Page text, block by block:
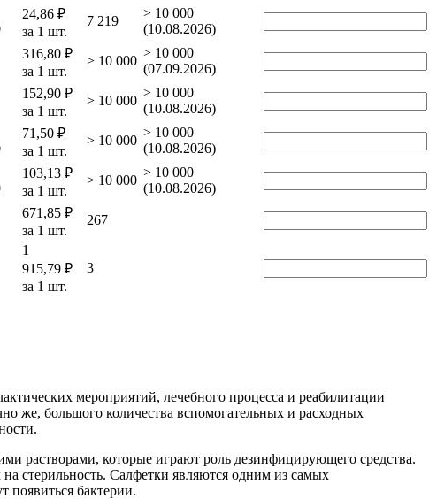
24,86 ₽
за 1 шт.
7 219
> 10 000
(10.08.2026)
316,80 ₽
за 1 шт.
> 10 000
> 10 000
(07.09.2026)
152,90 ₽
за 1 шт.
> 10 000
> 10 000
(10.08.2026)
71,50 ₽
за 1 шт.
> 10 000
> 10 000
(10.08.2026)
103,13 ₽
за 1 шт.
> 10 000
> 10 000
(10.08.2026)
671,85 ₽
за 1 шт.
267
1
915,79 ₽
за 1 шт.
3
мероприятий, лечебного процесса и реабилитации
же, большого количества вспомогательных и расходных
растворами, которые играют роль дезинфицирующего средства.
стерильность. Салфетки являются одним из самых
появиться бактерии.